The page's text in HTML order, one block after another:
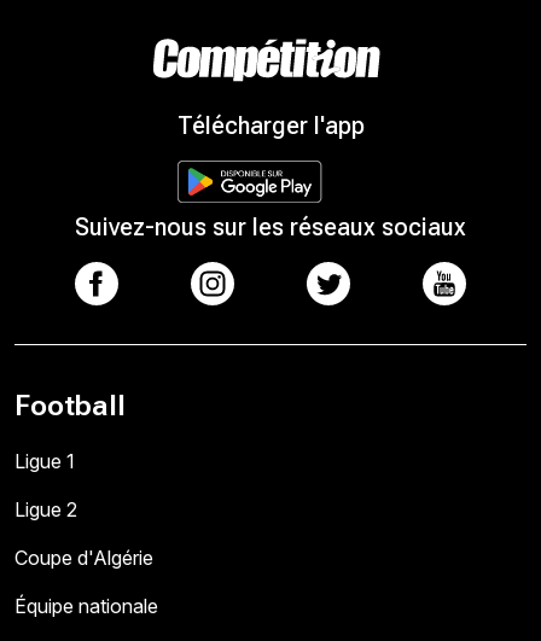
Télécharger l'app
Suivez-nous sur les réseaux sociaux
Football
Ligue 1
Ligue 2
Coupe d'Algérie
Équipe nationale